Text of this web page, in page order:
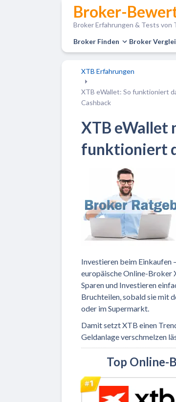
Broker-
Broker Erfahrungen & Tests von
Broker Finden Broker
XTB Erfahrungen
XTB eWallet: So funktioniert
Cashback
XTB eWallet
funktioniert
Investieren beim Einkaufen
europäische Online-Broker
Sparen und Investieren
Bruchteilen, sobald sie mit
oder im Supermarkt.
Damit setzt XTB einen
Geldanlage verschmelzen
Top Online-